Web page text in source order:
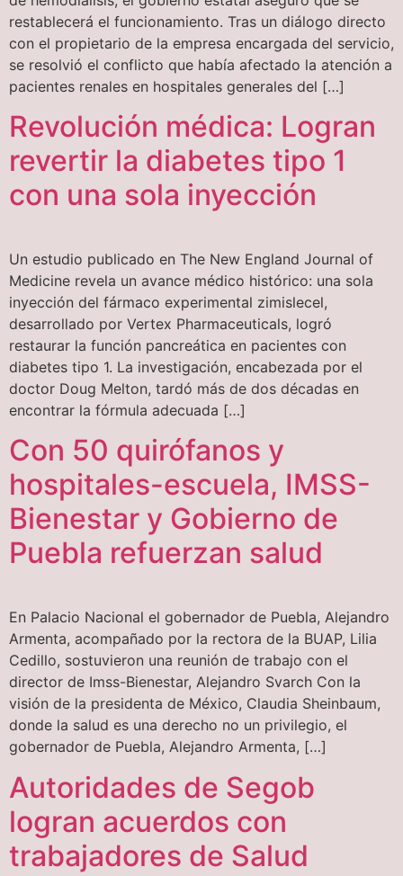
restablecerá el funcionamiento. Tras un diálogo directo
con el propietario de la empresa encargada del servicio,
se resolvió el conflicto que había afectado la atención a
pacientes renales en hospitales generales del […]
Revolución médica: Logran
revertir la diabetes tipo 1
con una sola inyección
Un estudio publicado en The New England Journal of
Medicine revela un avance médico histórico: una sola
inyección del fármaco experimental zimislecel,
desarrollado por Vertex Pharmaceuticals, logró
restaurar la función pancreática en pacientes con
diabetes tipo 1. La investigación, encabezada por el
doctor Doug Melton, tardó más de dos décadas en
encontrar la fórmula adecuada […]
Con 50 quirófanos y
hospitales-escuela, IMSS-
Bienestar y Gobierno de
Puebla refuerzan salud
En Palacio Nacional el gobernador de Puebla, Alejandro
Armenta, acompañado por la rectora de la BUAP, Lilia
Cedillo, sostuvieron una reunión de trabajo con el
director de Imss-Bienestar, Alejandro Svarch Con la
visión de la presidenta de México, Claudia Sheinbaum,
donde la salud es una derecho no un privilegio, el
gobernador de Puebla, Alejandro Armenta, […]
Autoridades de Segob
logran acuerdos con
trabajadores de Salud